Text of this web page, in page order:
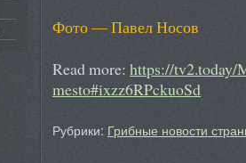
Фото — Павел Носов
Read more: https://tv2.today/
mesto#ixzz6RPckuoSd
Рубрики: Грибные новости